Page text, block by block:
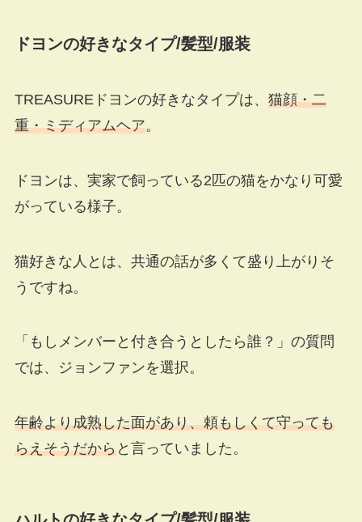
ドヨンの好きなタイプ/髪型/服装
TREASUREドヨンの好きなタイプは、 猫顔・二
重・ミディアムヘア。
ドヨンは、実家で飼っている2匹の猫をかなり可愛
がっている様子。
猫好きな人とは、共通の話が多くて盛り上がりそ
うですね。
「もしメンバーと付き合うとしたら誰？」の質問
では、ジョンファンを選択。
年齢より成熟した面があり、頼もしくて守っても
らえそうだからと言っていました。